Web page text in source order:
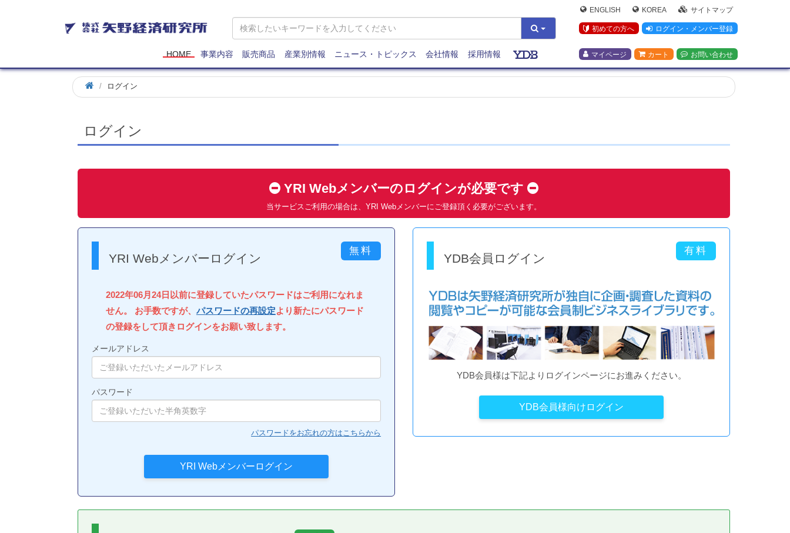
矢
野
研
究
所
ENGLISH KOREA サイトマップ
初めての方へ ログイン・メンバー登録
マイページ カート お問い合わせ
HOME 事業内容 販売商品 産業別情報 ニュース・トピックス 会社情報 採用情報
ログイン
ログイン
YRI Webメンバーのログインが必要です
当サービスご利用の場合は、YRI Webメンバーにご登録頂く必要がございます。
YRI Webメンバーログイン
2022年06月24日以前に登録していたパスワードはご利用になれま
せん。 お手数ですが、 パスワードの再設定より新たにパスワード
の登録をして頂きログインをお願い致します。
メールアドレス
パスワード
パスワードをお忘れの方はこちらから
YDB会員ログイン
YDB会員様は下記よりログインページにお進みください。
YDB会員様向けログイン